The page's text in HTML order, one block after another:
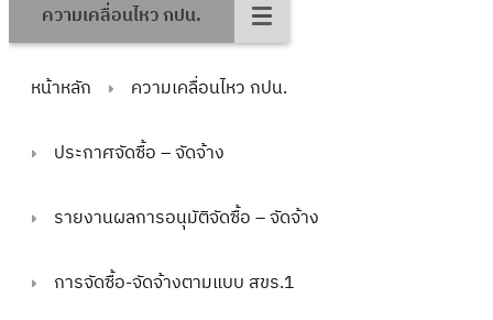
ความเคลื่อนไหว กปน.
หน้าหลัก ความเคลื่อนไหว กปน.
ประกาศจัดซื้อ – จัดจ้าง
รายงานผลการอนุมัติจัดซื้อ – จัดจ้าง
การจัดซื้อ-จัดจ้างตามแบบ สขร.1